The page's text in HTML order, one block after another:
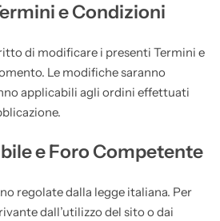
e Condizioni
di modificare i presenti Termini e
Le modifiche saranno
applicabili agli ordini effettuati
e Foro Competente
regolate dalla legge italiana. Per
dall’utilizzo del sito o dai